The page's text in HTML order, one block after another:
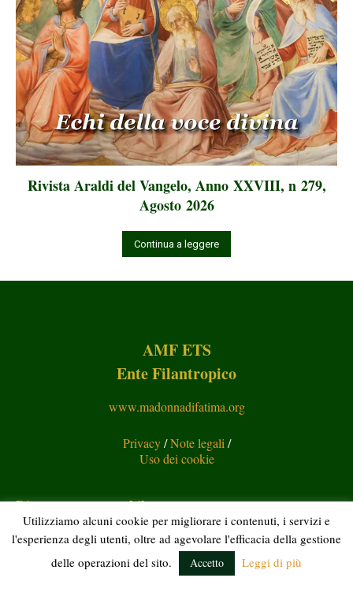
Rivista Araldi del Vangelo, Anno XXVIII, n 279,
Agosto 2026
Continua a leggere
AMF ETS
Ente Filantropico
www.madonnadifatima.org
Privacy/Note legali /
Uso dei cookie
Direttore responsabile
Consiglio di redazione
Utilizziamo alcuni cookie per migliorare i contenuti, i servizi e
l'esperienza degli utenti, oltre ad agevolare l'efficacia della gestione
delle operazioni del sito.
Accetto Leggi di più